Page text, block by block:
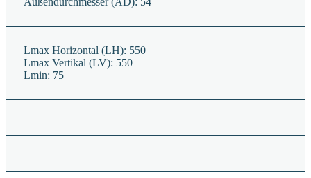
Lmax Horizontal (LH): 550
Lmax Vertikal (LV): 550
Lmin: 75